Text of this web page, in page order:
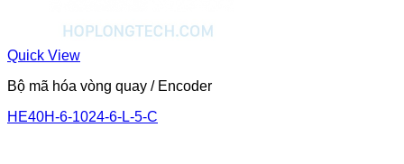
Quick View
Bộ mã hóa vòng quay / Encoder
HE40H-6-1024-6-L-5-C